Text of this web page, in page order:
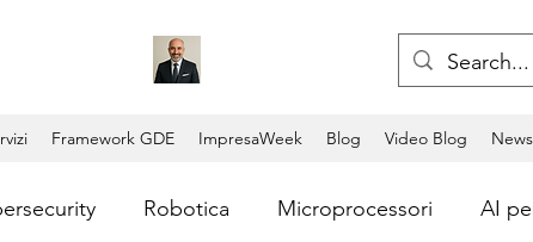
Framework GDE ImpresaWeek Blog Video Blog
Robotica Microprocessori AI